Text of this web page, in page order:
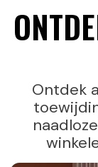
Ontdek